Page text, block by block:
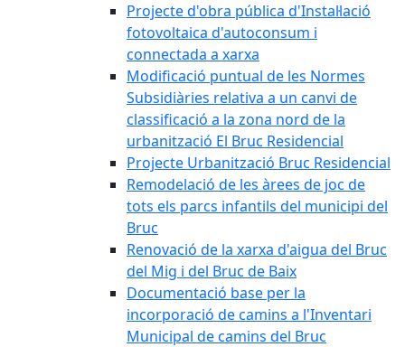
Projecte d'obra pública d'Instal·lació
fotovoltaica d'autoconsum i
connectada a xarxa
Modificació puntual de les Normes
Subsidiàries relativa a un canvi de
classificació a la zona nord de la
urbanització El Bruc Residencial
Projecte Urbanització Bruc Residencial
Remodelació de les àrees de joc de
tots els parcs infantils del municipi del
Bruc
Renovació de la xarxa d'aigua del Bruc
del Mig i del Bruc de Baix
Documentació base per la
incorporació de camins a l'Inventari
Municipal de camins del Bruc